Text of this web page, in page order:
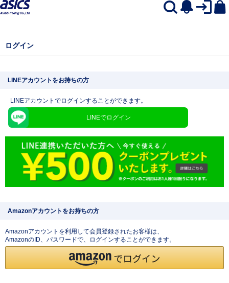
ログイン
LINEアカウントをお持ちの方
LINEアカウントでログインすることができます。
LINEでログイン
Amazonアカウントをお持ちの方
Amazonアカウントを利用して会員登録されたお客様は、
AmazonのID、パスワードで、ログインすることができます。